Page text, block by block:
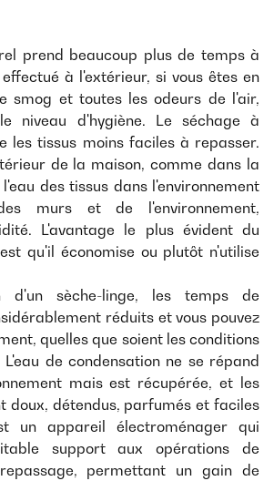
prend beaucoup plus de temps à
à l'extérieur, si vous êtes en
smog et toutes les odeurs de l'air,
niveau d'hygiène. Le séchage à
les tissus moins faciles à repasser.
de la maison, comme dans la
des tissus dans l'environnement
murs et de l'environnement,
L'avantage le plus évident du
qu'il économise ou plutôt n'utilise
d'un sèche-linge, les temps de
réduits et vous pouvez
quelles que soient les conditions
de condensation ne se répand
mais est récupérée, et les
doux, détendus, parfumés et faciles
un appareil électroménager qui
support aux opérations de
permettant un gain de